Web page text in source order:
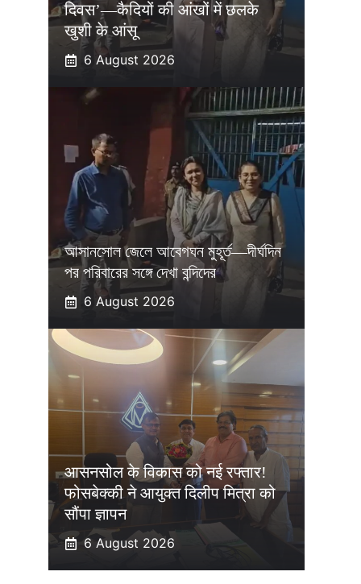
दिवस’—कैदियों की आंखों में छलके
खुशी के आंसू
6 August 2026
আসানসোল জেলে আবেগঘন মুহূর্ত—দীর্ঘদিন
পর পরিবারের সঙ্গে দেখা বন্দিদের
6 August 2026
आसनसोल के विकास को नई रफ्तार!
फोसबेक्की ने आयुक्त दिलीप मित्रा को
सौंपा ज्ञापन
6 August 2026